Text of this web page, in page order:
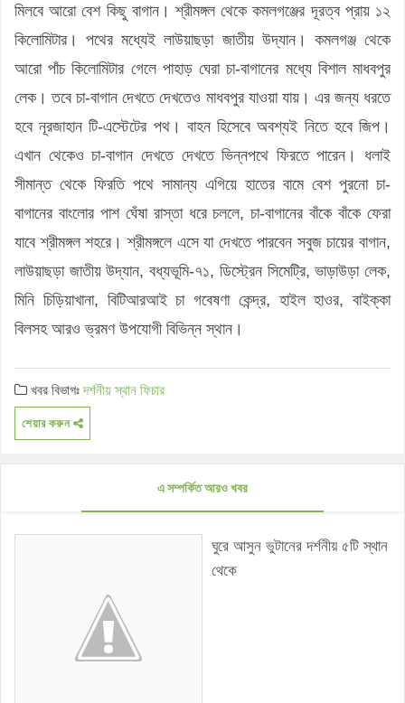
মিলবে আরো বেশ কিছু বাগান। শ্রীমঙ্গল থেকে কমলগঞ্জের দূরত্ব প্রায় ১২
কিলোমিটার। পথের মধ্যেই লাউয়াছড়া জাতীয় উদ্যান। কমলগঞ্জ থেকে
আরো পাঁচ কিলোমিটার গেলে পাহাড় ঘেরা চা-বাগানের মধ্যে বিশাল মাধবপুর
লেক। তবে চা-বাগান দেখতে দেখতেও মাধবপুর যাওয়া যায়। এর জন্য ধরতে
হবে নূরজাহান টি-এস্টেটের পথ। বাহন হিসেবে অবশ্যই নিতে হবে জিপ।
এখান থেকেও চা-বাগান দেখতে দেখতে ভিন্নপথে ফিরতে পারেন। ধলাই
সীমান্ত থেকে ফিরতি পথে সামান্য এগিয়ে হাতের বামে বেশ পুরনো চা-
বাগানের বাংলোর পাশ ঘেঁষা রাস্তা ধরে চললে, চা-বাগানের বাঁকে বাঁকে ফেরা
যাবে শ্রীমঙ্গল শহরে। শ্রীমঙ্গলে এসে যা দেখতে পারবেন সবুজ চায়ের বাগান,
লাউয়াছড়া জাতীয় উদ্যান, বধ্যভূমি-৭১, ডিস্ট্রেন সিমেট্রি, ভাড়াউড়া লেক,
মিনি চিড়িয়াখানা, বিটিআরআই চা গবেষণা কেন্দ্র, হাইল হাওর, বাইক্কা
বিলসহ আরও ভ্রমণ উপযোগী বিভিন্ন স্থান।
খবর বিভাগঃদর্শনীয় স্থানফিচার
শেয়ার করুন
এ সম্পর্কিত আরও খবর
ঘুরে আসুন ভুটানের দর্শনীয় ৫টি স্থান
থেকে